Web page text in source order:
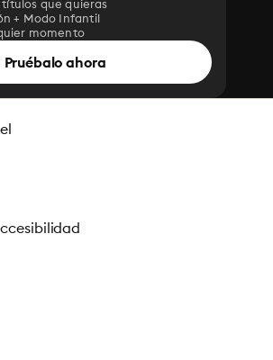
títulos que quieras
+ Modo Infantil
momento
Pruébalo ahora